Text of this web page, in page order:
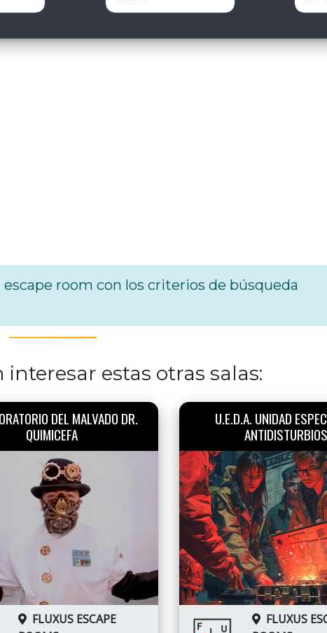
room con los criterios de búsqueda
estas otras salas:
DEL MALVADO DR.
QUIMICEFA
FLUXUS ESCAPE
U.E.D.A. UNIDAD
ANTIDISTURBIOS
FLUXUS